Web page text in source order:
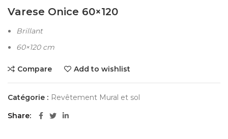
Varese Onice 60×120
Brillant
60×120 cm
Compare Add to wishlist
Catégorie : Revêtement Mural et sol
Share